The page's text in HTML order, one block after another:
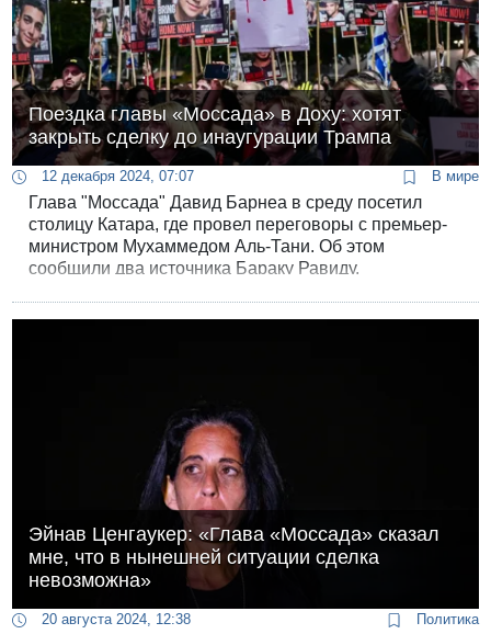
Поездка главы «Моссада» в Доху: хотят
закрыть сделку до инаугурации Трампа
12 декабря 2024, 07:07 В мире
Глава "Моссада" Давид Барнеа в среду посетил
столицу Катара, где провел переговоры с премьер-
министром Мухаммедом Аль-Тани. Об этом
сообщили два источника Бараку Равиду.
Эйнав Ценгаукер: «Глава «Моссада» сказал
мне, что в нынешней ситуации сделка
невозможна»
20 августа 2024, 12:38 Политика